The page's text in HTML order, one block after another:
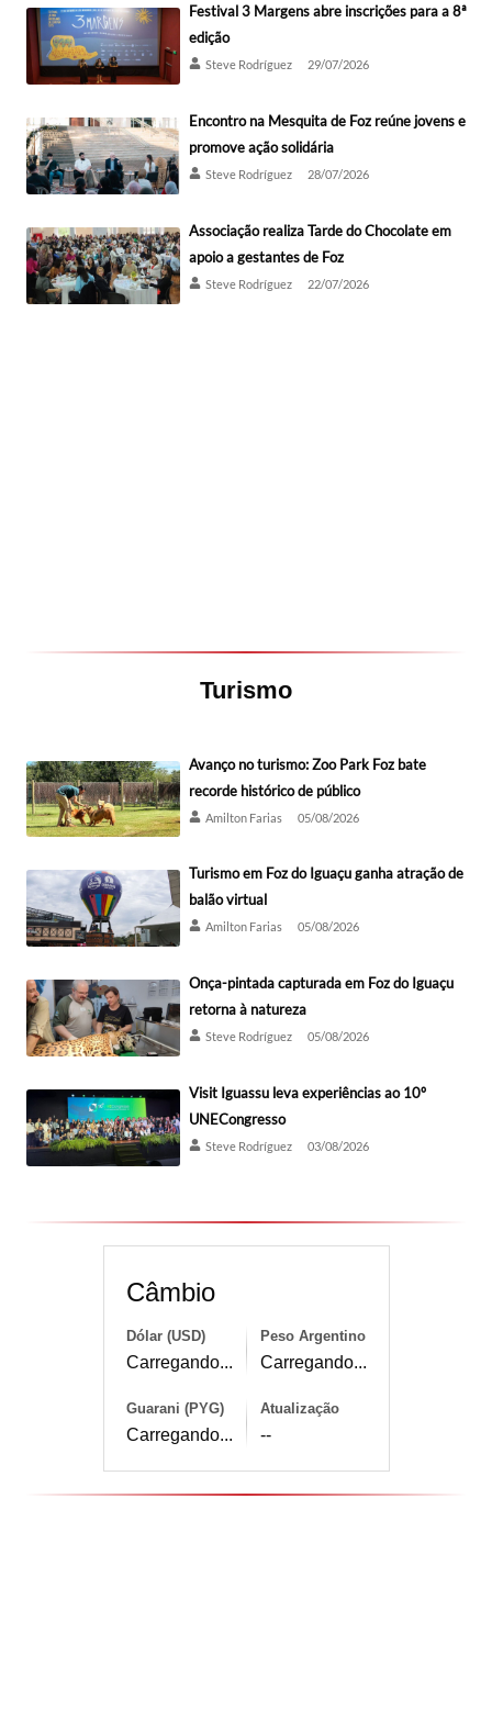
Festival 3 Margens abre inscrições para a 8ª
edição
Steve Rodríguez 29/07/2026
Encontro na Mesquita de Foz reúne jovens e
promove ação solidária
Steve Rodríguez 28/07/2026
Associação realiza Tarde do Chocolate em
apoio a gestantes de Foz
Steve Rodríguez 22/07/2026
Turismo
Avanço no turismo: Zoo Park Foz bate
recorde histórico de público
Amilton Farias 05/08/2026
Turismo em Foz do Iguaçu ganha atração de
balão virtual
Amilton Farias 05/08/2026
Onça-pintada capturada em Foz do Iguaçu
retorna à natureza
Steve Rodríguez 05/08/2026
Visit Iguassu leva experiências ao 10º
UNECongresso
Steve Rodríguez 03/08/2026
Câmbio
Dólar (USD)
Carregando...
Peso Argentino
Carregando...
Guarani (PYG)
Carregando...
Atualização
--